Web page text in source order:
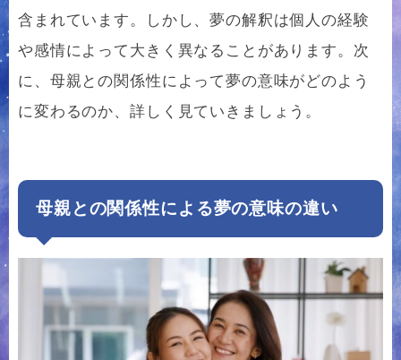
含まれています。しかし、夢の解釈は個人の経験
や感情によって大きく異なることがあります。次
に、母親との関係性によって夢の意味がどのよう
に変わるのか、詳しく見ていきましょう。
母親との関係性による夢の意味の違い